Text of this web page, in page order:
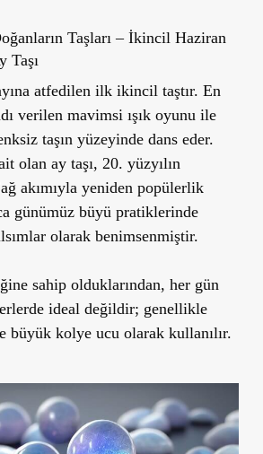
Taşları – İkincil Haziran
Taşı
atfedilen ilk ikincil taştır. En
verilen mavi­msi ışık oyunu ile
taşın yüzeyinde dans eder.
olan ay taşı, 20. yüzyılın
akımıyla yeniden popülerlik
günümüz büyü pratiklerinde
olarak benimsenmiştir.
sahip olduklarından, her gün
ideal değildir; genellikle
büyük kolye ucu olarak kullanılır.